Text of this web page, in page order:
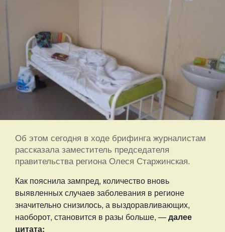
Об этом сегодня в ходе брифинга журналистам
рассказала заместитель председателя
правительства региона Олеся Старжинская.
Как пояснила зампред, количество вновь
выявленных случаев заболевания в регионе
значительно снизилось, а выздоравливающих,
наоборот, становится в разы больше, —далее
цитата: